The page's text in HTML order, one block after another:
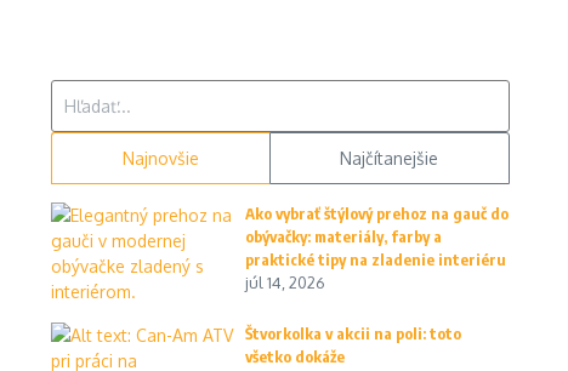
Najnovšie Najčítanejšie
Ako vybrať štýlový prehoz na gauč do
obývačky: materiály, farby a
praktické tipy na zladenie interiéru
júl 14, 2026
Štvorkolka v akcii na poli: toto
všetko dokáže